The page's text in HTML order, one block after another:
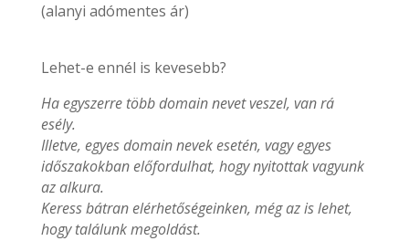
(alanyi adómentes ár)
Lehet-e ennél is kevesebb?
Ha egyszerre több domain nevet veszel, van rá
esély.
Illetve, egyes domain nevek esetén, vagy egyes
időszakokban előfordulhat, hogy nyitottak vagyunk
az alkura.
Keress bátran elérhetőségeinken, még az is lehet,
hogy találunk megoldást.